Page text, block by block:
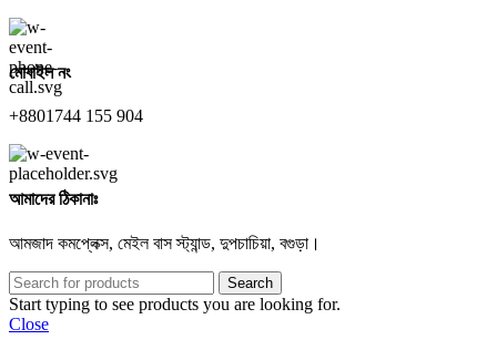
মোবাইল নং
+8801744 155 904
আমাদের ঠিকানাঃ
আমজাদ কমপ্লেক্স, মেইল বাস স্ট্যান্ড, দুপচাচিয়া, বগুড়া।
Search
Start typing to see products you are looking for.
Close